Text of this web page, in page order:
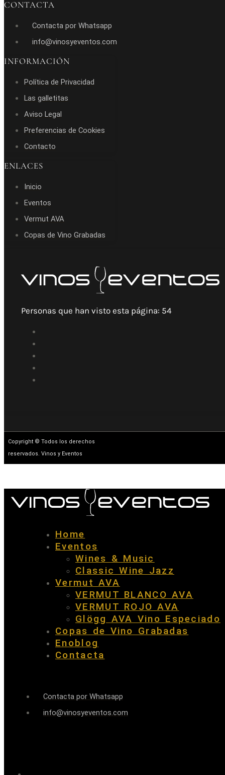
CONTACTA
Contacta por Whatsapp
info@vinosyeventos.com
INFORMACIÓN
Política de Privacidad
Las galletitas
Aviso Legal
Preferencias de Cookies
Contacto
ENLACES
Inicio
Eventos
Vermut AVA
Copas de Vino Grabadas
Personas que han visto esta página: 54
Copyright © Todos los derechos
reservados. Vinos y Eventos
Home
Eventos
Wines & Music
Classic Wine Jazz
Vermut AVA
VERMUT BLANCO AVA
VERMUT ROJO AVA
Glögg AVA Vino Especiado
Copas de Vino Grabadas
Enoblog
Contacta
Contacta por Whatsapp
info@vinosyeventos.com